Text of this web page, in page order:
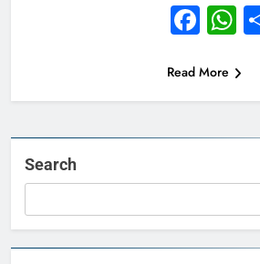
Read More
Search